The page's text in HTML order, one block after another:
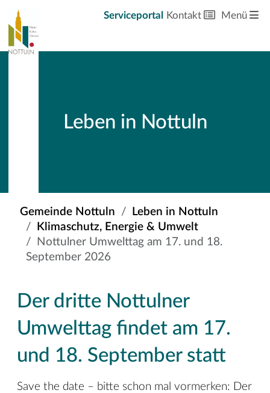
Serviceportal Kontakt Menü
Leben in Nottuln
Gemeinde Nottuln
Leben in Nottuln
Klimaschutz, Energie & Umwelt
Nottulner Umwelttag am 17. und 18.
September 2026
Der dritte Nottulner
Umwelttag findet am 17.
und 18. September statt
Save the date – bitte schon mal vormerken: Der